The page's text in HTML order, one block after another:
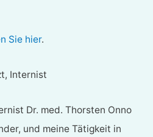
Sie hier.
Internist
Dr. med. Thorsten Onno
und meine Tätigkeit in